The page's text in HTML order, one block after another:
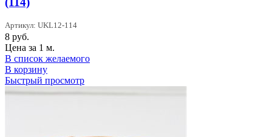
Артикул: UKL12-114
8 руб.
Цена за 1 м.
В список желаемого
В корзину
Быстрый просмотр